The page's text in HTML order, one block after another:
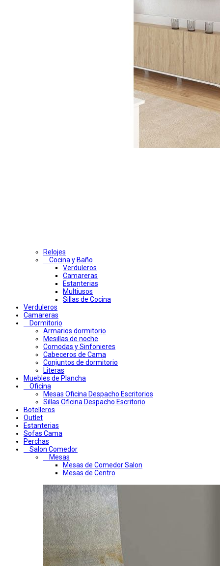
Relojes
Cocina y Baño
Verduleros
Camareras
Estanterias
Multiusos
Sillas de Cocina
Verduleros
Camareras
Dormitorio
Armarios dormitorio
Mesillas de noche
Comodas y Sinfonieres
Cabeceros de Cama
Conjuntos de dormitorio
Literas
Muebles de Plancha
Oficina
Mesas Oficina Despacho Escritorios
Sillas Oficina Despacho Escritorio
Botelleros
Outlet
Estanterias
Sofas Cama
Perchas
Salon Comedor
Mesas
Mesas de Comedor Salon
Mesas de Centro